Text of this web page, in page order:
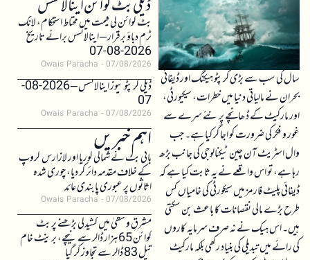
سال کی سب سے بڑی کرپٹو ہیکنگ اور ڈیفائی
بحران نے مالیاتی دنیا میں خطرات، سیکیورٹی،
اور مارکیٹ کے ڈھانچے پر نئے سرے سے
غور و فکر کی ضرورت کو اجاگر کیا ہے۔ جب
وال اسٹریٹ آن چین ٹیکنالوجی کی جانب بڑھ
رہا ہے، تو اس واقعے نے یہ ثابت کیا ہے کہ
ڈیفائی پلیٹ فارمز میں سیکورٹی کی خامیاں کس
طرح بڑے مالی نقصانات کا باعث بن سکتی
ہیں۔ اس ہیک نے نہ صرف سرمایہ کاروں
کی رائے میں تبدیلی کی بنیاد رکھی بلکہ مارکیٹ
ڈیلی بٹ کوائن اینالائسس
بٹ کوائن کی قیمت میں محتاط استحکام، لانگ
ٹرم دباؤ برقرار – اینالائسس برائے تاریخ
2026-08-07
Owais Paracha 07/08/2026
ڈیلی کرپٹو نیوز اینالائسس – 2026-08-
07
Owais Paracha 07/08/2026
اہم خبریں
بائی بٹ نے شمالی کوریا اور لازارس گروپ
کے خلاف مقدمہ دائر کر دیا، چوری شدہ
اثاثوں پر عبوری پابندی عائد
Owais Paracha 07/08/2026
مشرقِ وسطیٰ میں کشیدگی بڑھنے پر بٹ
کوائن 65 ہزار ڈالر سے نیچے، برینٹ خام
تیل 83 ڈالر سے تجاوز کر گیا